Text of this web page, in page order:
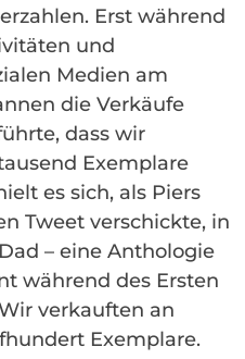
Erst während
und
Medien am
die Verkäufe
dass wir
Exemplare
es sich, als Piers
Tweet verschickte, in
– eine Anthologie
während des Ersten
verkauften an
Exemplare.